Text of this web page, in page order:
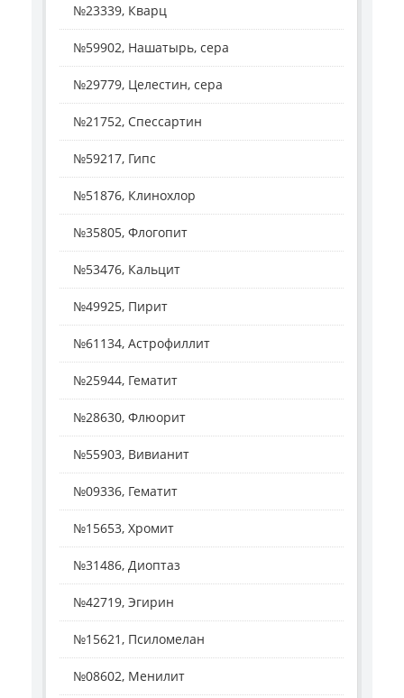
№23339, Кварц
№59902, Нашатырь, сера
№29779, Целестин, сера
№21752, Спессартин
№59217, Гипс
№51876, Клинохлор
№35805, Флогопит
№53476, Кальцит
№49925, Пирит
№61134, Астрофиллит
№25944, Гематит
№28630, Флюорит
№55903, Вивианит
№09336, Гематит
№15653, Хромит
№31486, Диоптаз
№42719, Эгирин
№15621, Псиломелан
№08602, Менилит